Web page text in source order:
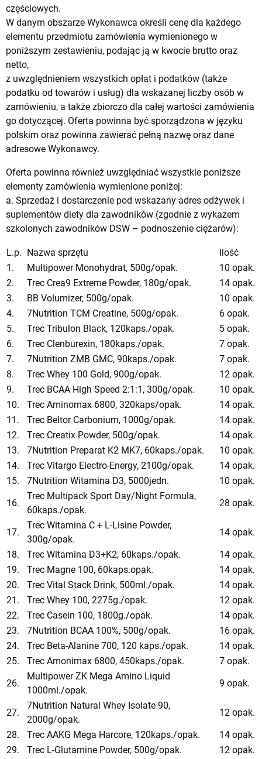
częściowych.
W danym obszarze Wykonawca określi cenę dla każdego
elementu przedmiotu zamówienia wymienionego w
poniższym zestawieniu, podając ją w kwocie brutto oraz
netto,
z uwzględnieniem wszystkich opłat i podatków (także
podatku od towarów i usług) dla wskazanej liczby osób w
zamówieniu, a także zbiorczo dla całej wartości zamówienia
go dotyczącej. Oferta powinna być sporządzona w języku
polskim oraz powinna zawierać pełną nazwę oraz dane
adresowe Wykonawcy.
Oferta powinna również uwzględniać wszystkie poniższe
elementy zamówienia wymienione poniżej:
a. Sprzedaż i dostarczenie pod wskazany adres odżywek i
suplementów diety dla zawodników (zgodnie z wykazem
szkolonych zawodników DSW – podnoszenie ciężarów):
L.p. Nazwa sprzętu
Ilość
1.
Multipower Monohydrat, 500g/opak.
10 opak.
2.
Trec Crea9 Extreme Powder, 180g/opak.
14 opak.
3.
BB Volumizer, 500g/opak.
10 opak.
4.
7Nutrition TCM Creatine, 500g/opak.
6 opak.
5.
Trec Tribulon Black, 120kaps./opak.
5 opak.
6.
Trec Clenburexin, 180kaps./opak.
7 opak.
7.
7Nutrition ZMB GMC, 90kaps./opak.
7 opak.
8.
Trec Whey 100 Gold, 900g/opak.
12 opak.
9.
Trec BCAA High Speed 2:1:1, 300g/opak.
10 opak.
10.
Trec Aminomax 6800, 320kaps/opak.
14 opak.
11.
Trec Beltor Carbonium, 1000g/opak.
14 opak.
12.
Trec Creatix Powder, 500g/opak.
14 opak.
13.
7Nutrition Preparat K2 MK7, 60kaps./opak.
10 opak.
14.
Trec Vitargo Electro-Energy, 2100g/opak.
14 opak.
15.
7Nutrition Witamina D3, 5000jedn.
10 opak.
16.
Trec Multipack Sport Day/Night Formula,
60kaps./opak.
28 opak.
17.
Trec Witamina C + L-Lisine Powder,
300g/opak.
14 opak.
18.
Trec Witamina D3+K2, 60kaps./opak.
14 opak.
19.
Trec Magne 100, 60kaps.opak.
14 opak.
20.
Trec Vital Stack Drink, 500ml./opak.
14 opak.
21.
Trec Whey 100, 2275g./opak.
12 opak.
22.
Trec Casein 100, 1800g./opak.
14 opak.
23.
7Nutrition BCAA 100%, 500g/opak.
16 opak.
24.
Trec Beta-Alanine 700, 120 kaps./opak.
14 opak.
25.
Trec Amonimax 6800, 450kaps./opak.
7 opak.
26.
Multipower ZK Mega Amino Liquid
1000ml./opak.
9 opak.
27.
7Nutrition Natural Whey Isolate 90,
2000g/opak.
12 opak.
28.
Trec AAKG Mega Harcore, 120kaps./opak.
14 opak.
29.
Trec L-Glutamine Powder, 500g/opak.
12 opak.